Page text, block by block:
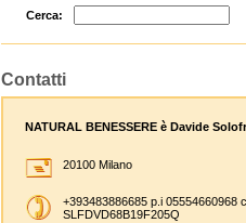
Cerca:
Contatti
NATURAL BENESSERE è Davide
20100 Milano
+393483886685 p.i 05554660968
SLFDVD68B19F205Q